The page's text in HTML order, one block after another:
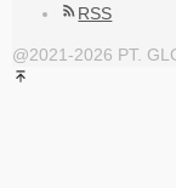
RSS
@2021-2026 PT.